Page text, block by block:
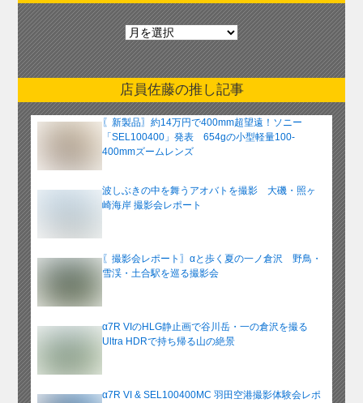
月
別
ア
ー
カ
イ
ブ
店員佐藤の推し記事
〖新製品〗約14万円で400mm超望遠！ソニー
「SEL100400」発表 654gの小型軽量100-
400mmズームレンズ
波しぶきの中を舞うアオバトを撮影 大磯・照ヶ
崎海岸 撮影会レポート
〖撮影会レポート〗αと歩く夏の一ノ倉沢 野鳥・
雪渓・土合駅を巡る撮影会
α7R VIのHLG静止画で谷川岳・一の倉沢を撮る
Ultra HDRで持ち帰る山の絶景
α7R VI & SEL100400MC 羽田空港撮影体験会レポ